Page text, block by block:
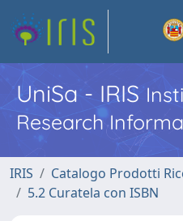
UniSa - IRIS
Research
IRIS Catalogo Prodotti
5.2 Curatela con ISBN